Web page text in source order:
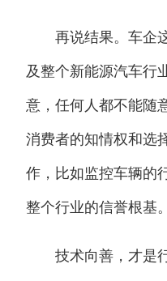
再说结果。车企这
及整个新能源汽车行
意，任何人都不能随
消费者的知情权和选
作，比如监控车辆的
整个行业的信誉根基。
技术向善，才是行